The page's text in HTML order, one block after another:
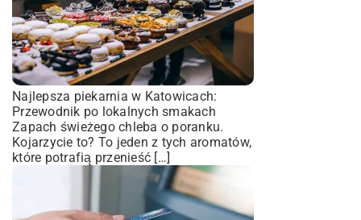
Najlepsza piekarnia w Katowicach:
Przewodnik po lokalnych smakach
Zapach świeżego chleba o poranku.
Kojarzycie to? To jeden z tych aromatów,
które potrafią przenieść […]